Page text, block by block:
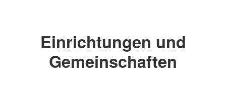
Einrichtungen und
Gemeinschaften